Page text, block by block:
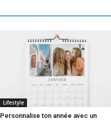
Lifestyle
Personnalise ton année avec un